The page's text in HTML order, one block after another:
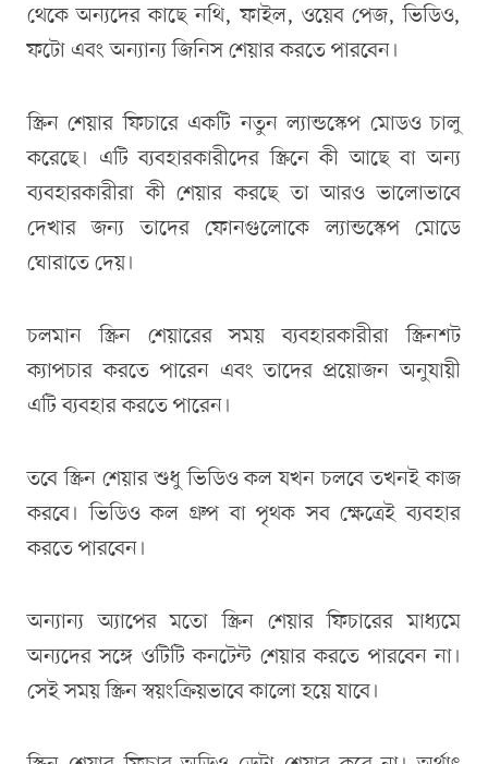
থেকে অন্যদের কাছে নথি, ফাইল, ওয়েব পেজ, ভিডিও,
ফটো এবং অন্যান্য জিনিস শেয়ার করতে পারবেন।
স্ক্রিন শেয়ার ফিচারে একটি নতুন ল্যান্ডস্কেপ মোডও চালু
করেছে। এটি ব্যবহারকারীদের স্ক্রিনে কী আছে বা অন্য
ব্যবহারকারীরা কী শেয়ার করছে তা আরও ভালোভাবে
দেখার জন্য তাদের ফোনগুলোকে ল্যান্ডস্কেপ মোডে
ঘোরাতে দেয়।
চলমান স্ক্রিন শেয়ারের সময় ব্যবহারকারীরা স্ক্রিনশট
ক্যাপচার করতে পারেন এবং তাদের প্রয়োজন অনুযায়ী
এটি ব্যবহার করতে পারেন।
তবে স্ক্রিন শেয়ার শুধু ভিডিও কল যখন চলবে তখনই কাজ
করবে। ভিডিও কল গ্রুপ বা পৃথক সব ক্ষেত্রেই ব্যবহার
করতে পারবেন।
অন্যান্য অ্যাপের মতো স্ক্রিন শেয়ার ফিচারের মাধ্যমে
অন্যদের সঙ্গে ওটিটি কনটেন্ট শেয়ার করতে পারবেন না।
সেই সময় স্ক্রিন স্বয়ংক্রিয়ভাবে কালো হয়ে যাবে।